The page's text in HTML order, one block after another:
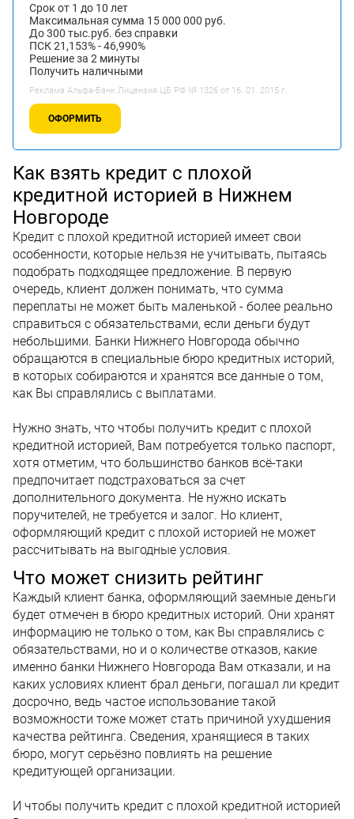
Срок от 1 до 10 лет
Максимальная сумма 15 000 000 руб.
До 300 тыс.руб. без справки
ПСК 21,153% - 46,990%
Решение за 2 минуты
Получить наличными
Реклама Альфа-Банк.Лицензия ЦБ РФ № 1326 от 16. 01. 2015 г.
ОФОРМИТЬ
Как взять кредит с плохой
кредитной историей в Нижнем
Новгороде
Кредит с плохой кредитной историей имеет свои
особенности, которые нельзя не учитывать, пытаясь
подобрать подходящее предложение. В первую
очередь, клиент должен понимать, что сумма
переплаты не может быть маленькой - более реально
справиться с обязательствами, если деньги будут
небольшими. Банки Нижнего Новгорода обычно
обращаются в специальные бюро кредитных историй,
в которых собираются и хранятся все данные о том,
как Вы справлялись с выплатами.
Нужно знать, что чтобы получить кредит с плохой
кредитной историей, Вам потребуется только паспорт,
хотя отметим, что большинство банков всё-таки
предпочитает подстраховаться за счет
дополнительного документа. Не нужно искать
поручителей, не требуется и залог. Но клиент,
оформляющий кредит с плохой историей не может
рассчитывать на выгодные условия.
Что может снизить рейтинг
Каждый клиент банка, оформляющий заемные деньги
будет отмечен в бюро кредитных историй. Они хранят
информацию не только о том, как Вы справлялись с
обязательствами, но и о количестве отказов, какие
именно банки Нижнего Новгорода Вам отказали, и на
каких условиях клиент брал деньги, погашал ли кредит
досрочно, ведь частое использование такой
возможности тоже может стать причиной ухудшения
качества рейтинга. Сведения, хранящиеся в таких
бюро, могут серьёзно повлиять на решение
кредитующей организации.
И чтобы получить кредит с плохой кредитной историей